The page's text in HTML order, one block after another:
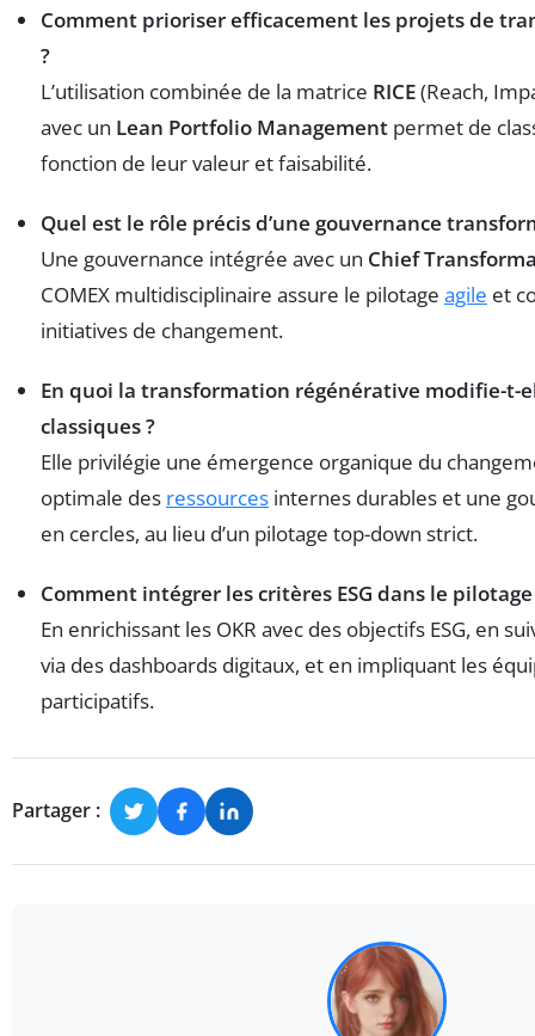
Comment prioriser efficacement les projets de
?
L’utilisation combinée de la matrice RICE(Reach,
avec un Lean Portfolio Management permet de
fonction de leur valeur et faisabilité.
Quel est le rôle précis d’une gouvernance
Une gouvernance intégrée avec un Chief
COMEX multidisciplinaire assure le pilotage agile et
initiatives de changement.
En quoi la transformation régénérative modifie-t-
classiques ?
Elle privilégie une émergence organique du
optimale des ressources internes durables et une
en cercles, au lieu d’un pilotage top-down strict.
Comment intégrer les critères ESG dans le
En enrichissant les OKR avec des objectifs ESG, en
via des dashboards digitaux, et en impliquant les
participatifs.
Partager :